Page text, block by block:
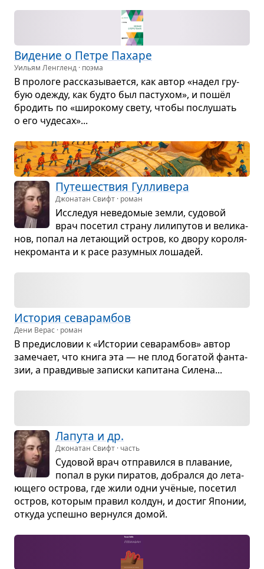
Виде­ние о Петре Пахаре
Уильям Ленгленд · поэма
В про­логе рас­ска­зы­ва­ется, как автор «надел гру­
бую оде­жду, как будто был пасту­хом», и пошёл
бро­дить по «широ­кому свету, чтобы послу­шать
о его чуде­сах»...
Путе­ше­ствия Гул­ли­вера
Джонатан Свифт · роман
Иссле­дуя неве­до­мые земли, судо­вой
врач посе­тил страну лили­пу­тов и вели­ка­
нов, попал на лета­ю­щий остров, ко двору короля-
некро­манта и к расе разум­ных лоша­дей.
Исто­рия сева­рам­бов
Дени Верас · роман
В пре­ди­сло­вии к «Исто­рии сева­рам­бов» автор
заме­чает, что книга эта — не плод бога­той фан­та­
зии, а прав­ди­вые записки капи­тана Силена...
Лапута и др.
Джонатан Свифт · часть
Судо­вой врач отпра­вился в пла­ва­ние,
попал в руки пира­тов, добрался до лета­
ю­щего острова, где жили одни учё­ные, посе­тил
остров, кото­рым пра­вил кол­дун, и достиг Япо­нии,
откуда успешно вер­нулся домой.